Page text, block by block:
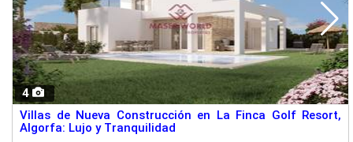
4
Villas de Nueva Construcción en La Finca Golf Resort,
Algorfa: Lujo y Tranquilidad